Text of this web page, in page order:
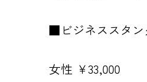
■ビジネススタン
女性 ￥33,000